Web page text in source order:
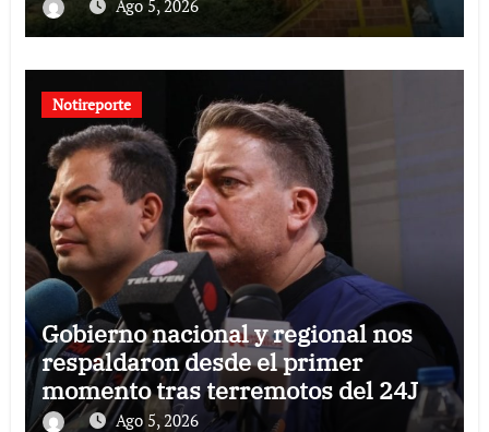
Ago 5, 2026
Notireporte
Gobierno nacional y regional nos
respaldaron desde el primer
momento tras terremotos del 24J
Ago 5, 2026